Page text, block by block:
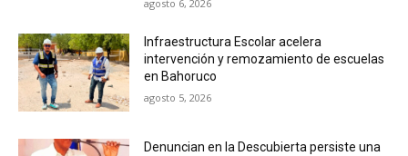
agosto 6, 2026
Infraestructura Escolar acelera
intervención y remozamiento de escuelas
en Bahoruco
agosto 5, 2026
Denuncian en la Descubierta persiste una